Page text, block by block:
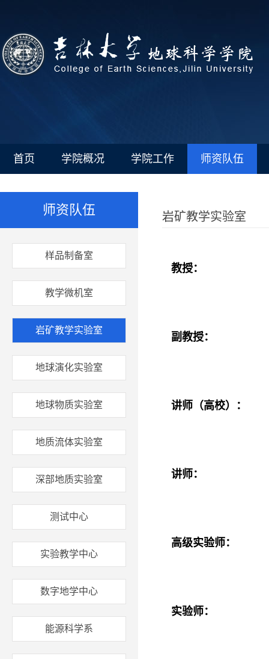
首页 学院概况 学院工作 师资队伍
师资队伍
样品制备室
教学微机室
岩矿教学实验室
地球演化实验室
地球物质实验室
地质流体实验室
深部地质实验室
测试中心
实验教学中心
数字地学中心
能源科学系
岩矿教学实验室
教授：
副教授：
讲师（高校）：
讲师：
高级实验师：
实验师：